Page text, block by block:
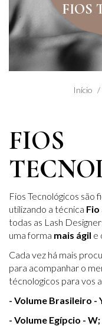
FIOS
Início
FIOS
Fios Tecnológicos são
utilizando a técnica Fio
todas as Lash
uma forma mais ágil e
Cada vez há mais
para acompanhar o
técnologicos para vos
- Volume Brasileiro -
- Volume Egípcio - W;